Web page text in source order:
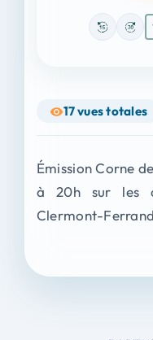
17vues totales
Émission Corne
à 20h sur les
Clermont-Ferrand